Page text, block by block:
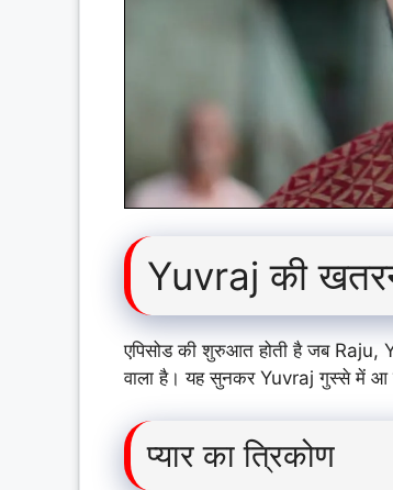
Yuvraj की
एपिसोड की शुरुआत होती है जब Raju,
वाला है। यह सुनकर Yuvraj गुस्से में आ
प्यार का त्रिकोण